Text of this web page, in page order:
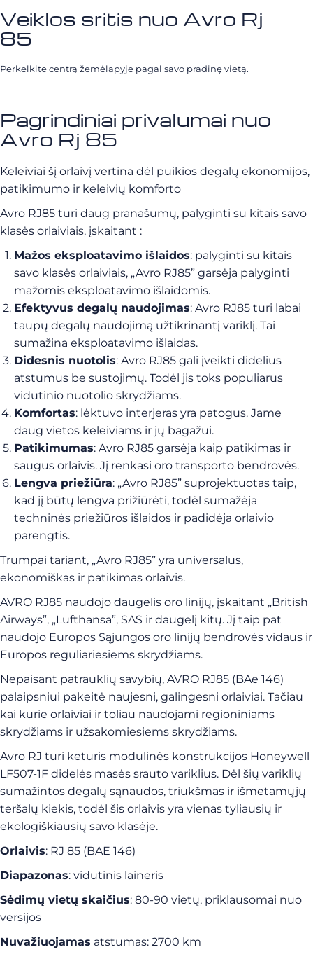
Veiklos sritis nuo Avro Rj
85
Perkelkite centrą žemėlapyje pagal savo pradinę vietą.
Pagrindiniai privalumai nuo
Avro Rj 85
Keleiviai šį orlaivį vertina dėl puikios degalų ekonomijos,
patikimumo ir keleivių komforto
Avro RJ85 turi daug pranašumų, palyginti su kitais savo
klasės orlaiviais, įskaitant :
Mažos eksploatavimo išlaidos: palyginti su kitais
savo klasės orlaiviais, „Avro RJ85” garsėja palyginti
mažomis eksploatavimo išlaidomis.
Efektyvus degalų naudojimas: Avro RJ85 turi labai
taupų degalų naudojimą užtikrinantį variklį. Tai
sumažina eksploatavimo išlaidas.
Didesnis nuotolis: Avro RJ85 gali įveikti didelius
atstumus be sustojimų. Todėl jis toks populiarus
vidutinio nuotolio skrydžiams.
Komfortas: lėktuvo interjeras yra patogus. Jame
daug vietos keleiviams ir jų bagažui.
Patikimumas: Avro RJ85 garsėja kaip patikimas ir
saugus orlaivis. Jį renkasi oro transporto bendrovės.
Lengva priežiūra: „Avro RJ85” suprojektuotas taip,
kad jį būtų lengva prižiūrėti, todėl sumažėja
techninės priežiūros išlaidos ir padidėja orlaivio
parengtis.
Trumpai tariant, „Avro RJ85” yra universalus,
ekonomiškas ir patikimas orlaivis.
AVRO RJ85 naudojo daugelis oro linijų, įskaitant „British
Airways”, „Lufthansa”, SAS ir daugelį kitų. Jį taip pat
naudojo Europos Sąjungos oro linijų bendrovės vidaus ir
Europos reguliariesiems skrydžiams.
Nepaisant patrauklių savybių, AVRO RJ85 (BAe 146)
palaipsniui pakeitė naujesni, galingesni orlaiviai. Tačiau
kai kurie orlaiviai ir toliau naudojami regioniniams
skrydžiams ir užsakomiesiems skrydžiams.
Avro RJ turi keturis modulinės konstrukcijos Honeywell
LF507-1F didelės masės srauto variklius. Dėl šių variklių
sumažintos degalų sąnaudos, triukšmas ir išmetamųjų
teršalų kiekis, todėl šis orlaivis yra vienas tyliausių ir
ekologiškiausių savo klasėje.
Orlaivis: RJ 85 (BAE 146)
Diapazonas: vidutinis laineris
Sėdimų vietų skaičius: 80-90 vietų, priklausomai nuo
versijos
Nuvažiuojamas atstumas: 2700 km